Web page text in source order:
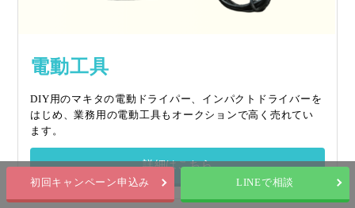
初回キャンペーン申込み LINEで相談
電動工具
DIY用のマキタの電動ドライパー、インパクトドライバーを
はじめ、業務用の電動工具もオークションで高く売れてい
ます。
詳細はこちら